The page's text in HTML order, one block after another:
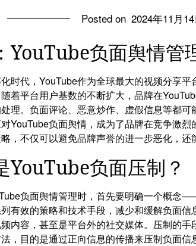
Posted on 2024年11月14
YouTube负面舆情管
时代，YouTube作为全球最大的视频分享
着平台用户基数的不断扩大，品牌在
理。负面评论、恶意炒作、虚假信息等都
YouTube负面舆情，成为了品牌在竞争激
，不仅可以避免品牌声誉的进一步恶化，还
YouTube负面压制？
负面舆情管理时，首先要明确一个概念
有效的策略和技术手段，减少和缓解负面
内容，甚至是平台外的社交媒体。压制的
，目的是通过正向信息的传播来压制负面信